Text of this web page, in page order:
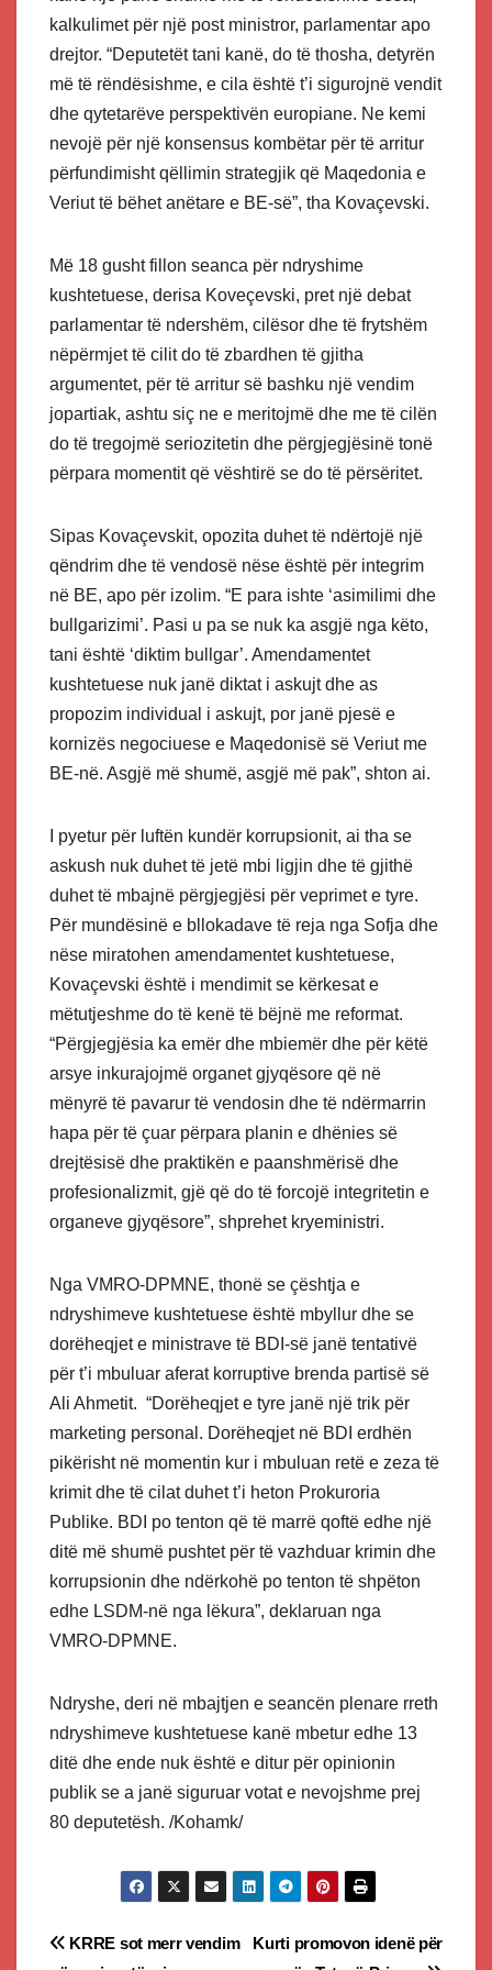
kalkulimet për një post ministror, ​​parlamentar apo
drejtor. “Deputetët tani kanë, do të thosha, detyrën
më të rëndësishme, e cila është t’i sigurojnë vendit
dhe qytetarëve perspektivën europiane. Ne kemi
nevojë për një konsensus kombëtar për të arritur
përfundimisht qëllimin strategjik që Maqedonia e
Veriut të bëhet anëtare e BE-së”, tha Kovaçevski.
Më 18 gusht fillon seanca për ndryshime
kushtetuese, derisa Koveçevski, pret një debat
parlamentar të ndershëm, cilësor dhe të frytshëm
nëpërmjet të cilit do të zbardhen të gjitha
argumentet, për të arritur së bashku një vendim
jopartiak, ashtu siç ne e meritojmë dhe me të cilën
do të tregojmë seriozitetin dhe përgjegjësinë tonë
përpara momentit që vështirë se do të përsëritet.
Sipas Kovaçevskit, opozita duhet të ndërtojë një
qëndrim dhe të vendosë nëse është për integrim
në BE, apo për izolim. “E para ishte ‘asimilimi dhe
bullgarizimi’. Pasi u pa se nuk ka asgjë nga këto,
tani është ‘diktim bullgar’. Amendamentet
kushtetuese nuk janë diktat i askujt dhe as
propozim individual i askujt, por janë pjesë e
kornizës negociuese e Maqedonisë së Veriut me
BE-në. Asgjë më shumë, asgjë më pak”, shton ai.
I pyetur për luftën kundër korrupsionit, ai tha se
askush nuk duhet të jetë mbi ligjin dhe të gjithë
duhet të mbajnë përgjegjësi për veprimet e tyre.
Për mundësinë e bllokadave të reja nga Sofja dhe
nëse miratohen amendamentet kushtetuese,
Kovaçevski është i mendimit se kërkesat e
mëtutjeshme do të kenë të bëjnë me reformat.
“Përgjegjësia ka emër dhe mbiemër dhe për këtë
arsye inkurajojmë organet gjyqësore që në
mënyrë të pavarur të vendosin dhe të ndërmarrin
hapa për të çuar përpara planin e dhënies së
drejtësisë dhe praktikën e paanshmërisë dhe
profesionalizmit, gjë që do të forcojë integritetin e
organeve gjyqësore”, shprehet kryeministri.
Nga VMRO-DPMNE, thonë se çështja e
ndryshimeve kushtetuese është mbyllur dhe se
dorëheqjet e ministrave të BDI-së janë tentativë
për t’i mbuluar aferat korruptive brenda partisë së
Ali Ahmetit. “Dorëheqjet e tyre janë një trik për
marketing personal. Dorëheqjet në BDI erdhën
pikërisht në momentin kur i mbuluan retë e zeza të
krimit dhe të cilat duhet t’i heton Prokuroria
Publike. BDI po tenton që të marrë qoftë edhe një
ditë më shumë pushtet për të vazhduar krimin dhe
korrupsionin dhe ndërkohë po tenton të shpëton
edhe LSDM-në nga lëkura”, deklaruan nga
VMRO-DPMNE.
Ndryshe, deri në mbajtjen e seancën plenare rreth
ndryshimeve kushtetuese kanë mbetur edhe 13
ditë dhe ende nuk është e ditur për opinionin
publik se a janë siguruar votat e nevojshme prej
80 deputetësh. /Kohamk/
Post
Kurti promovon idenë për
KRRE sot merr vendim